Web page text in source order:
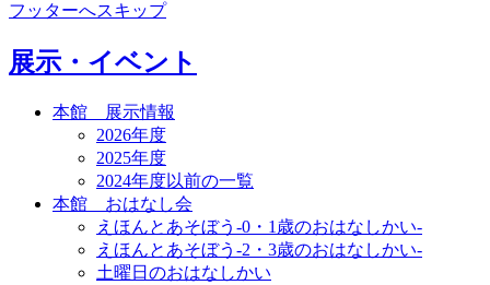
フッターへスキップ
展示・イベント
本館 展示情報
2026年度
2025年度
2024年度以前の一覧
本館 おはなし会
えほんとあそぼう-0・1歳のおはなしかい-
えほんとあそぼう-2・3歳のおはなしかい-
土曜日のおはなしかい